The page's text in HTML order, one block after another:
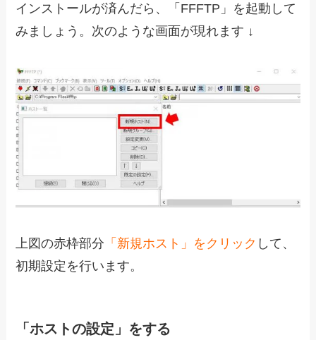
インストールが済んだら、「FFFTP」を起動して
みましょう。次のような画面が現れます ↓
上図の赤枠部分 「新規ホスト」をクリック して、
初期設定を行います。
「ホストの設定」をする